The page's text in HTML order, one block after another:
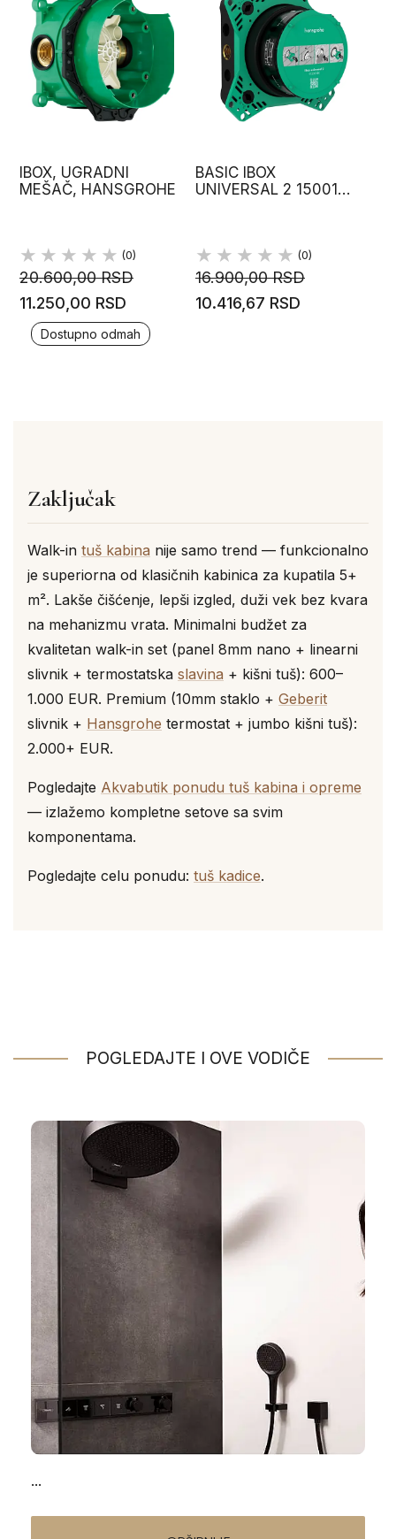
IBOX, UGRADNI
MEŠAČ, HANSGROHE
(0)
20.600,00 RSD
11.250,00 RSD
Dostupno odmah
BASIC IBOX
UNIVERSAL 2 1500180
(0)
16.900,00 RSD
10.416,67 RSD
Zaključak
Walk-in tuš kabina nije samo trend — funkcionalno
je superiorna od klasičnih kabinica za kupatila 5+
m². Lakše čišćenje, lepši izgled, duži vek bez kvara
na mehanizmu vrata. Minimalni budžet za
kvalitetan walk-in set (panel 8mm nano + linearni
slivnik + termostatska slavina + kišni tuš): 600–
1.000 EUR. Premium (10mm staklo + Geberit
slivnik + Hansgrohe termostat + jumbo kišni tuš):
2.000+ EUR.
Pogledajte Akvabutik ponudu tuš kabina i opreme
— izlažemo kompletne setove sa svim
komponentama.
Pogledajte celu ponudu: tuš kadice.
POGLEDAJTE I OVE VODIČE
Napisao/la:
Termostatska slavina za kupatilo — vodič za
izbor (2026)
25.04.2026
...